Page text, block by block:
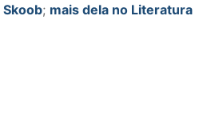
Skoob; mais dela no Literatura